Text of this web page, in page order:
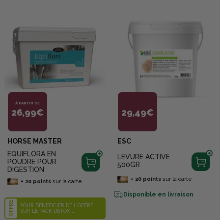
À PARTIR DE
26,99€
HORSE MASTER
EQUIFLORA EN
POUDRE POUR
DIGESTION
+ 20pointssur la carte
OFFRE
POUR BÉNÉFICIER DE L'OFFRE
SUR LE PACK DÉTOX,
29,49€
ESC
LEVURE ACTIVE
500GR
+ 20pointssur la carte
Disponible en livraison